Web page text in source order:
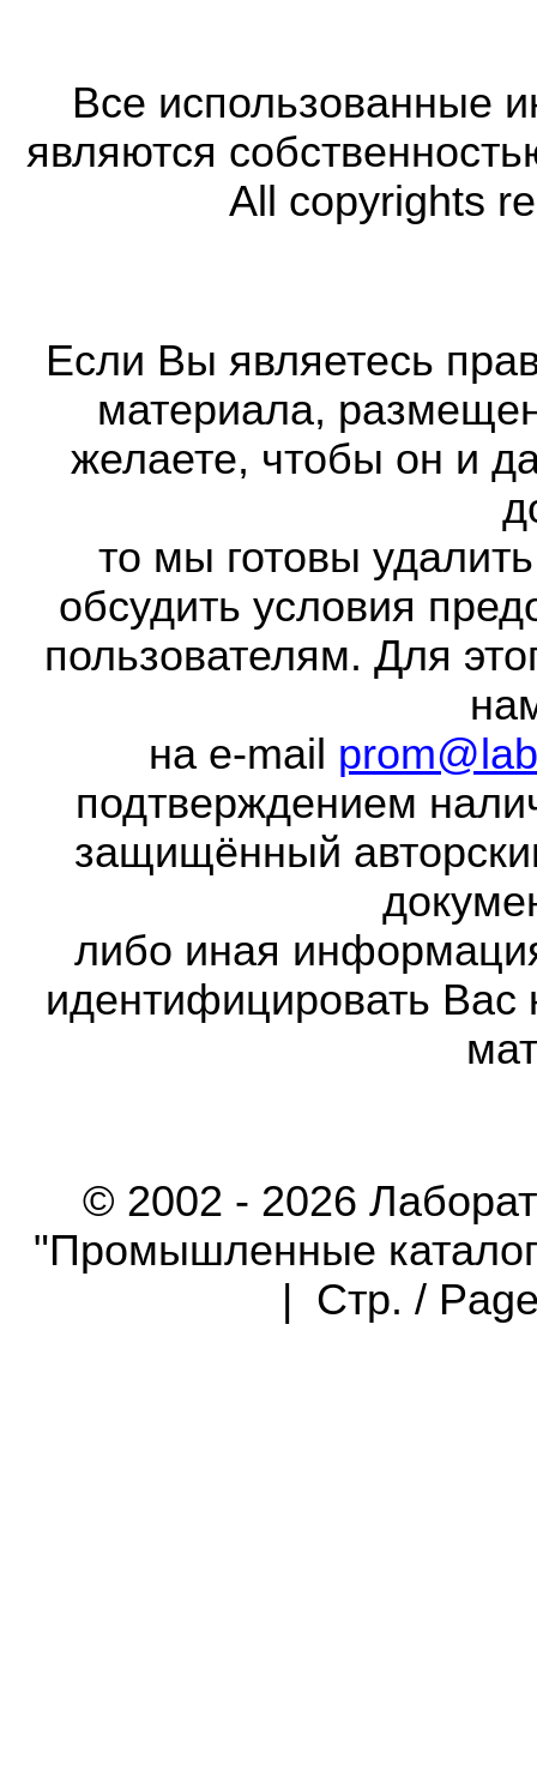
Все использованные
являются
All copyrights
Если Вы являетесь
материала,
желаете, чтобы он и
то мы готовы
обсудить условия
пользователям. Для
на e-mail
подтверждением
защищённый
либо иная
идентифицировать Вас
© 2002 - 2026
"Промышленные
| Стр. /